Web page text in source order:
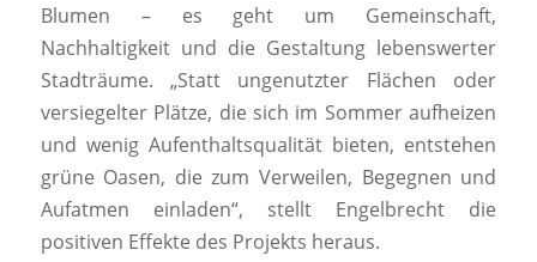
Blumen – es geht um Gemeinschaft,
Nachhaltigkeit und die Gestaltung lebenswerter
Stadträume. „Statt ungenutzter Flächen oder
versiegelter Plätze, die sich im Sommer aufheizen
und wenig Aufenthaltsqualität bieten, entstehen
grüne Oasen, die zum Verweilen, Begegnen und
Aufatmen einladen“, stellt Engelbrecht die
positiven Effekte des Projekts heraus.